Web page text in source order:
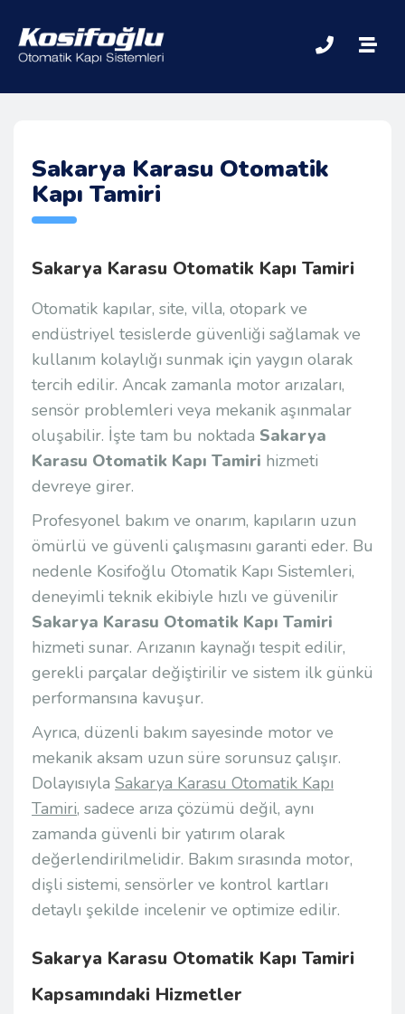
Sakarya Karasu Otomatik
Kapı Tamiri
Sakarya Karasu Otomatik Kapı Tamiri
Otomatik kapılar, site, villa, otopark ve
endüstriyel tesislerde güvenliği sağlamak ve
kullanım kolaylığı sunmak için yaygın olarak
tercih edilir. Ancak zamanla motor arızaları,
sensör problemleri veya mekanik aşınmalar
oluşabilir. İşte tam bu noktada Sakarya
Karasu Otomatik Kapı Tamiri hizmeti
devreye girer.
Profesyonel bakım ve onarım, kapıların uzun
ömürlü ve güvenli çalışmasını garanti eder. Bu
nedenle Kosifoğlu Otomatik Kapı Sistemleri,
deneyimli teknik ekibiyle hızlı ve güvenilir
Sakarya Karasu Otomatik Kapı Tamiri
hizmeti sunar. Arızanın kaynağı tespit edilir,
gerekli parçalar değiştirilir ve sistem ilk günkü
performansına kavuşur.
Ayrıca, düzenli bakım sayesinde motor ve
mekanik aksam uzun süre sorunsuz çalışır.
Dolayısıyla Sakarya Karasu Otomatik Kapı
Tamiri, sadece arıza çözümü değil, aynı
zamanda güvenli bir yatırım olarak
değerlendirilmelidir. Bakım sırasında motor,
dişli sistemi, sensörler ve kontrol kartları
detaylı şekilde incelenir ve optimize edilir.
Sakarya Karasu Otomatik Kapı Tamiri
Kapsamındaki Hizmetler